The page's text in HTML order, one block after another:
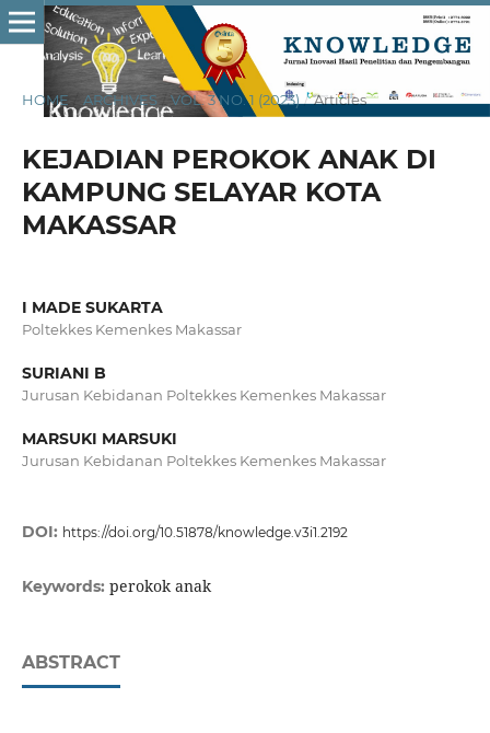
HOME ARCHIVES / VOL. 3 NO. 1 (2023) / Articles
KEJADIAN PEROKOK ANAK DI
KAMPUNG SELAYAR KOTA
MAKASSAR
I MADE SUKARTA
Poltekkes Kemenkes Makassar
SURIANI B
Jurusan Kebidanan Poltekkes Kemenkes Makassar
MARSUKI MARSUKI
Jurusan Kebidanan Poltekkes Kemenkes Makassar
DOI: https://doi.org/10.51878/knowledge.v3i1.2192
Keywords: perokok anak
ABSTRACT